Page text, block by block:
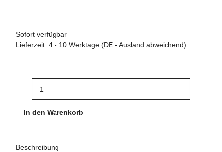
Sofort verfügbar
Lieferzeit: 4 - 10 Werktage (DE - Ausland abweichend)
In den Warenkorb
Beschreibung